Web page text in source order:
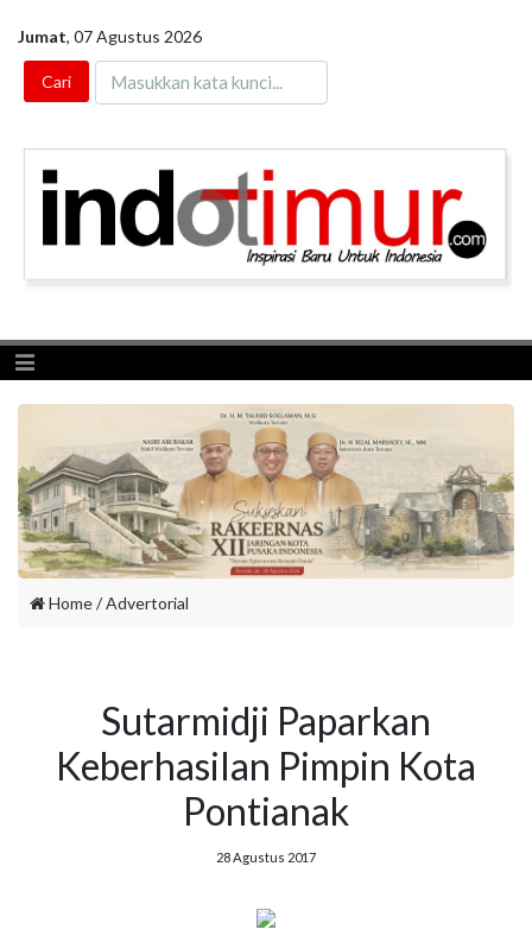
Jumat, 07 Agustus 2026
Toggle navigation
Home/Advertorial
Sutarmidji Paparkan
Keberhasilan Pimpin Kota
Pontianak
28 Agustus 2017